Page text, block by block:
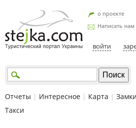
о проекте
Написать нам
войти
Отчеты | Интересное | Карта | Замки
Такси